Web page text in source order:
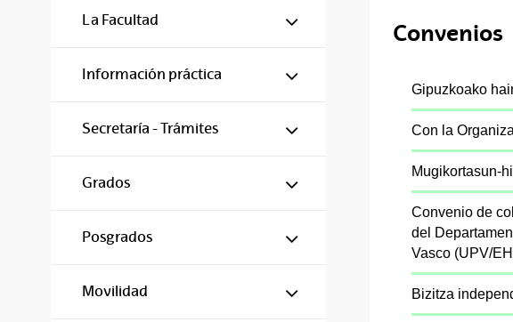
La Facultad Mostrar/ocultar subpáginas
Información práctica Mostrar/ocultar subpáginas
Secretaría - Trámites Mostrar/ocultar
Grados Mostrar/ocultar
Posgrados Mostrar/ocultar
Movilidad Mostrar/ocultar
Convenios
Gipuzkoako
Con la
Mugikortasun-
Convenio de
del
Vasco (UPV/
Bizitza